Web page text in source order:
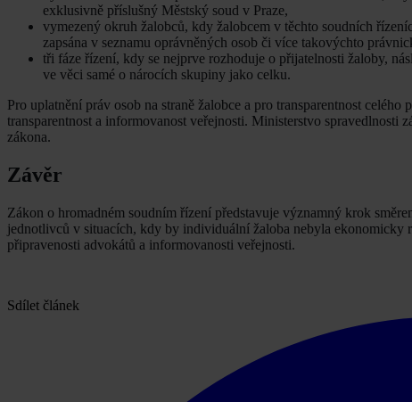
exklusivně příslušný Městský soud v Praze,
vymezený okruh žalobců, kdy žalobcem v těchto soudních
zapsána v seznamu oprávněných osob či více takovýchto
tři fáze řízení, kdy se nejprve rozhoduje o přijatelnosti žaloby,
ve věci samé o nárocích skupiny jako celku.
Pro uplatnění práv osob na straně žalobce a pro transparentnost
transparentnost a informovanost veřejnosti. Ministerstvo spravedlnosti
zákona.
Závěr
Zákon o hromadném soudním řízení představuje významný krok
jednotlivců v situacích, kdy by individuální žaloba nebyla ekonomicky
připravenosti advokátů a informovanosti veřejnosti.
Sdílet článek